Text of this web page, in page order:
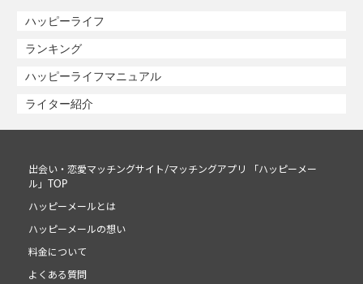
ハッピーライフ
ランキング
ハッピーライフマニュアル
ライター紹介
出会い・恋愛マッチングサイト/マッチングアプリ 「ハッピーメー
ル」TOP
ハッピーメールとは
ハッピーメールの想い
料金について
よくある質問